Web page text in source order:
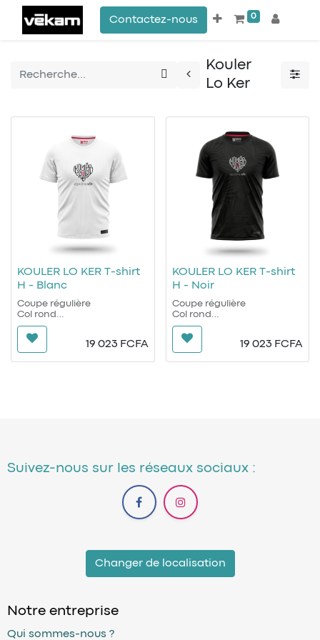
0
Contactez-nous
Kouler
Lo Ker
KOULER LO KER T-shirt
H - Blanc
Coupe régulière
Col rond
Logo Vēkam sur manche
gauche et hanche
Ecusson officiel du Club sur
19 023 FCFA
KOULER LO KER T-shirt
H - Noir
Coupe régulière
Col rond
Logo Vēkam sur manche
gauche et hanche
Ecusson officiel du Club sur
19 023 FCFA
Suivez-nous sur les réseaux sociaux :
Changer de localisation
Notre entreprise
Qui sommes-nous ?